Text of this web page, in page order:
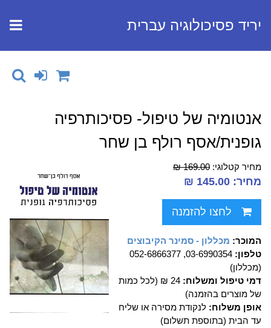
יריד פסיכולוגיה עברית
אנטומיה של טיפול- פסיכותרפיה
גופנית/אסף רולף בן שחר
מחיר קטלוגי: 169.00 ₪
מחיר: 145.00 ₪
לחצו להזמנה
המוכר: מכללון - סמינר הקיבוצים
טלפון:
03-6990354, 052-6866377
(מכללון)
דמי טיפול ומשלוח:
24 ₪ (לכל כמות
של מוצרים בהזמנה)
אופן משלוח: לנקודת מסירה או שליח
עד הבית (בתוספת תשלום)